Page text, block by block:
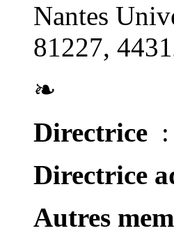
Nantes
81227,
❧
Directrice :
Directrice
Autres